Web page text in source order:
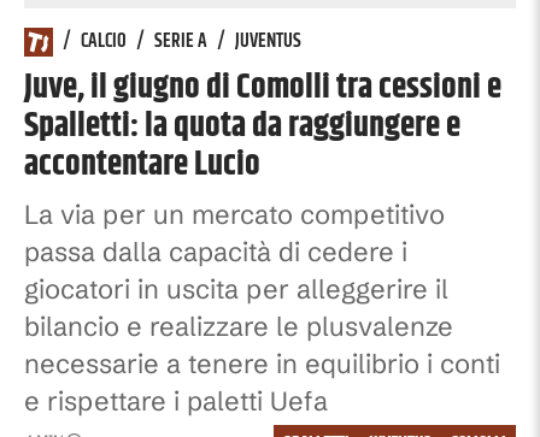
/ CALCIO / SERIE A / JUVENTUS
Juve, il giugno di Comolli tra cessioni e
Spalletti: la quota da raggiungere e
accontentare Lucio
La via per un mercato competitivo
passa dalla capacità di cedere i
giocatori in uscita per alleggerire il
bilancio e realizzare le plusvalenze
necessarie a tenere in equilibrio i conti
e rispettare i paletti Uefa